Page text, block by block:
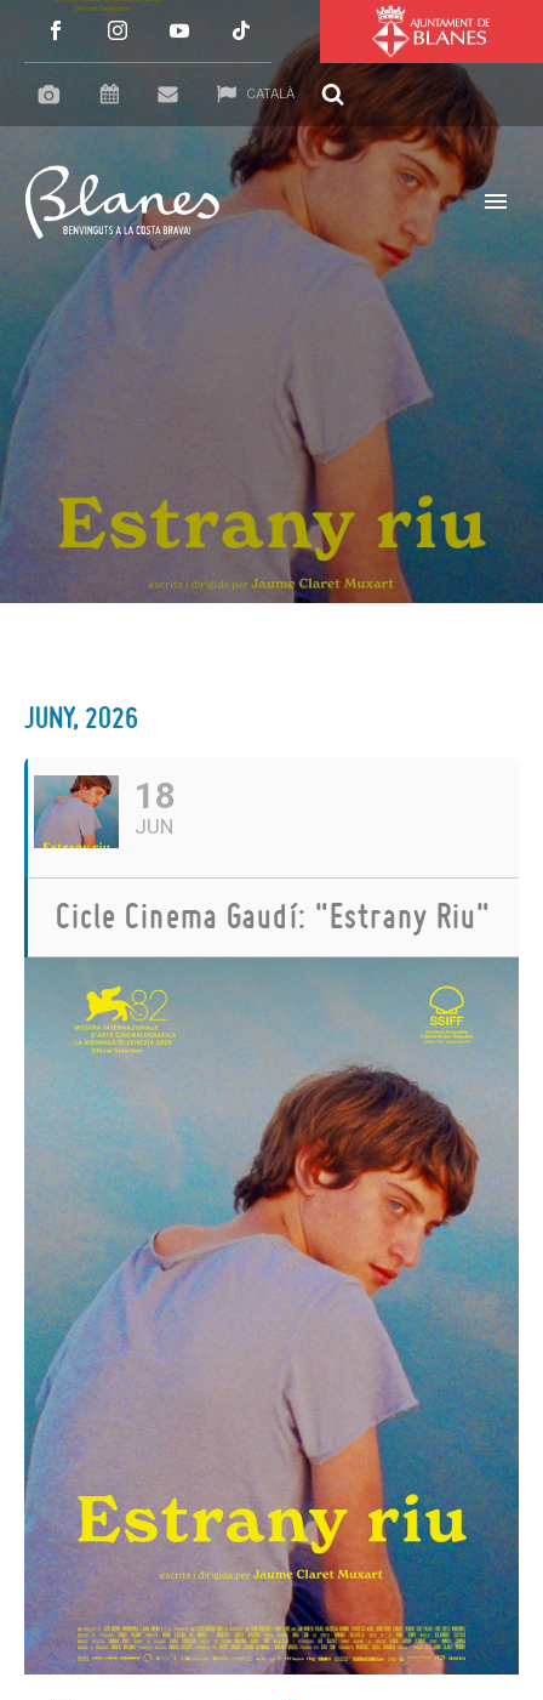
CATALÀ
JUNY, 2026
18
JUN
Cicle Cinema Gaudí: "Estrany Riu"